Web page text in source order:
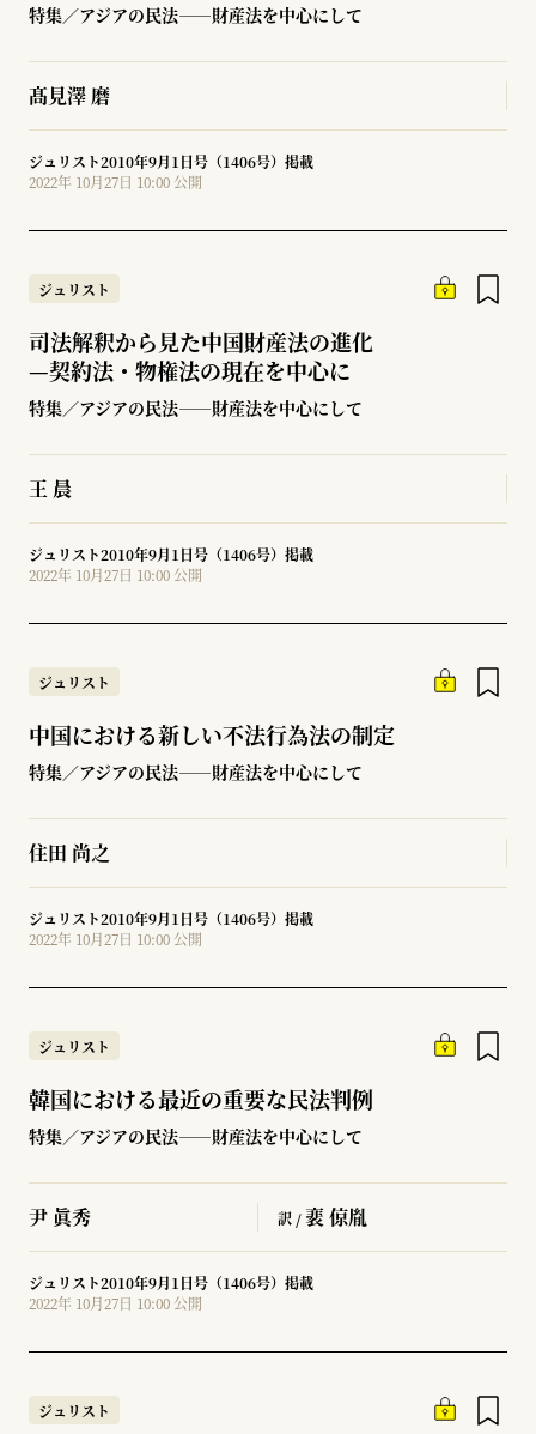
特集／アジアの民法――財産法を中心にして
髙見澤 磨
ジュリスト2010年9月1日号（1406号）掲載
2022年 10月27日 10:00 公開
ジュリスト
司法解釈から見た中国財産法の進化
—契約法・物権法の現在を中心に
特集／アジアの民法――財産法を中心にして
王 晨
ジュリスト2010年9月1日号（1406号）掲載
2022年 10月27日 10:00 公開
ジュリスト
中国における新しい不法行為法の制定
特集／アジアの民法――財産法を中心にして
住田 尚之
ジュリスト2010年9月1日号（1406号）掲載
2022年 10月27日 10:00 公開
ジュリスト
韓国における最近の重要な民法判例
特集／アジアの民法――財産法を中心にして
尹 眞秀 訳 / 裵 倞胤
ジュリスト2010年9月1日号（1406号）掲載
2022年 10月27日 10:00 公開
ジュリスト